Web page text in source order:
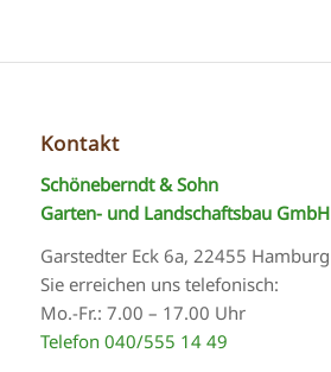
Kontakt
Schöneberndt & Sohn
Garten- und Landschaftsbau GmbH
Garstedter Eck 6a, 22455 Hamburg
Sie erreichen uns telefonisch:
Mo.-Fr.: 7.00 – 17.00 Uhr
Telefon 040/555 14 49